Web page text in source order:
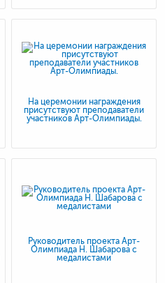
На церемонии награждения
присутствуют преподаватели
участников Арт-Олимпиады.
Руководитель проекта Арт-
Олимпиада Н. Шабарова с
медалистами